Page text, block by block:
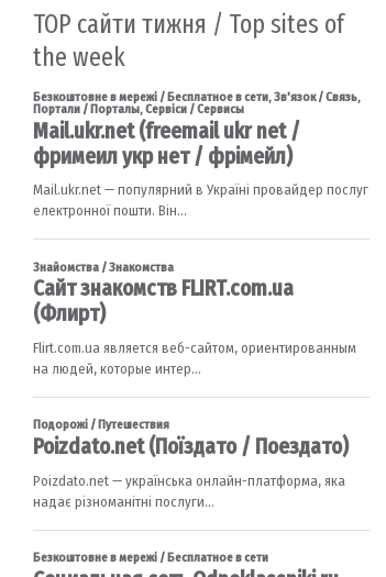
TOP сайти тижня / Top sites of
the week